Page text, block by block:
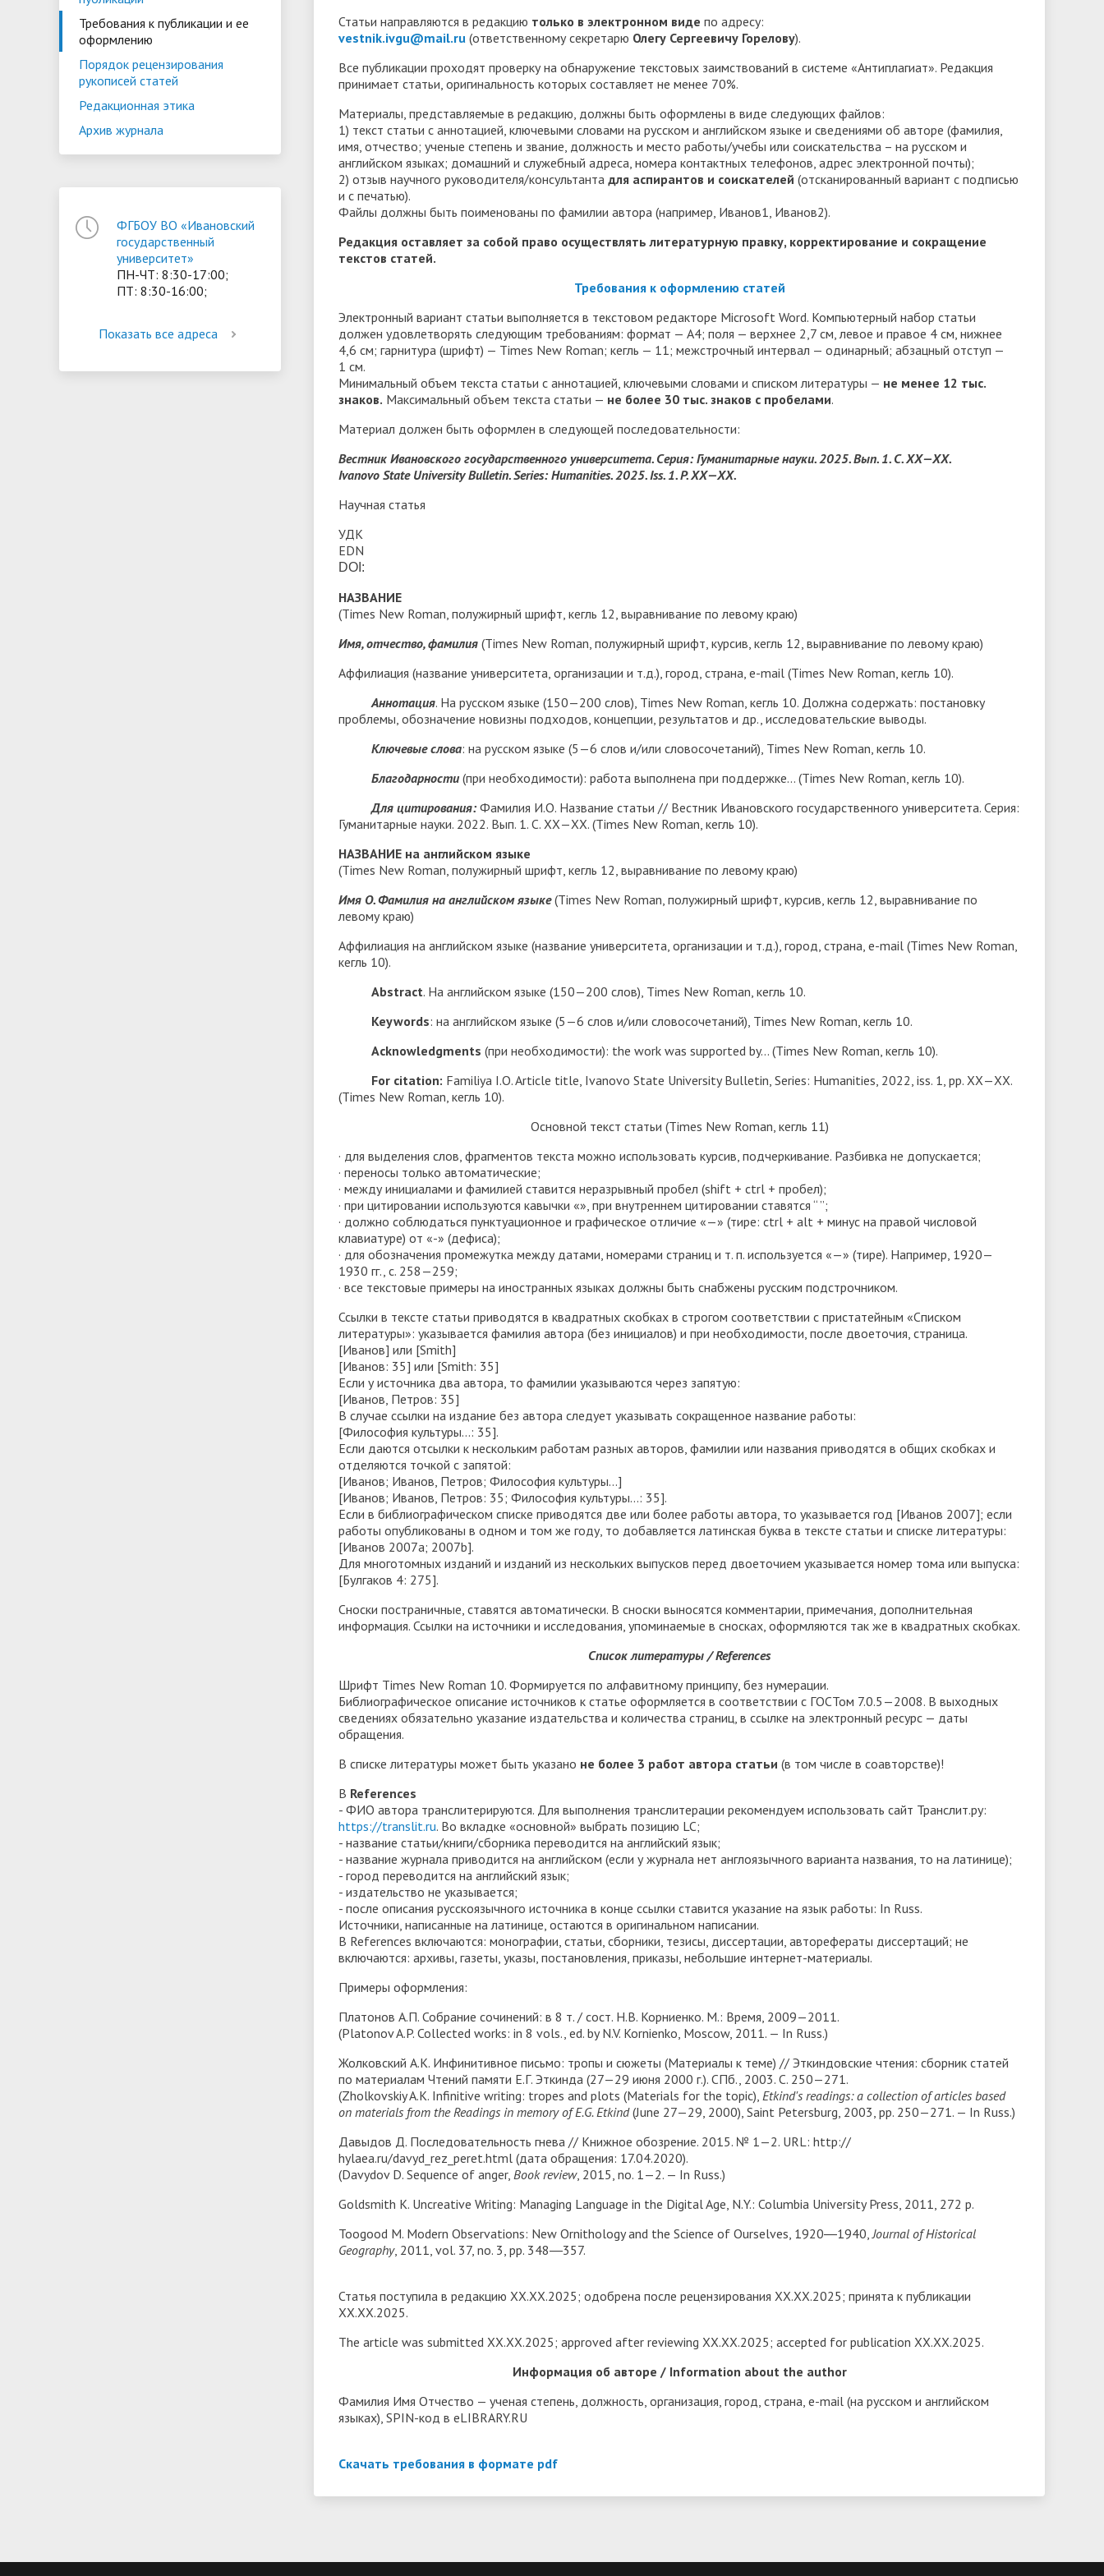
«Ивановский государственный
университет»
• Конкурсы на замещение
должностей
• Брендбук • Вход в систему ЭИОС
• Центр тестирования
иностранных граждан ИвГУ
• Вход в корпоративную почту
• Федеральный проект
«Содействие занятости»
• Совет ректоров
«Карьера»
победителей олимпиад
• Олимпиада "Большие надежды
малых городов"
ориентации и содействия
трудоустройству выпускников
«Карьера»
иностранных студентов
финансового просвещения ИвГУ
• Платные образовательные услуги
• Стипендии и меры поддержки
обучающихся
• Платные образовательные услуги • Финансово-хозяйственная
деятельность
• Вакантные места для приёма
(перевода)
• Абитуриенту
• Международное сотрудничество
• Внутренняя система оценки
качества образования
• Педагогический состав
образовательной организации
Требования к публикации и ее
оформлению
Порядок рецензирования
рукописей статей
Редакционная этика
Архив журнала
ФГБОУ ВО «Ивановский
государственный
университет»
ПН-ЧТ: 8:30-17:00;
ПТ: 8:30-16:00;
Показать все адреса
Статьи направляются в редакцию только в электронном виде по адресу:
vestnik.ivgu@mail.ru (ответственному секретарю Олегу Сергеевичу Горелову).
Все публикации проходят проверку на обнаружение текстовых заимствований в системе «Антиплагиат». Редакция
принимает статьи, оригинальность которых составляет не менее 70%.
Материалы, представляемые в редакцию, должны быть оформлены в виде следующих файлов:
1) текст статьи с аннотацией, ключевыми словами на русском и английском языке и сведениями об авторе (фамилия,
имя, отчество; ученые степень и звание, должность и место работы/учебы или соискательства – на русском и
английском языках; домашний и служебный адреса, номера контактных телефонов, адрес электронной почты);
2) отзыв научного руководителя/консультанта для аспирантов и соискателей (отсканированный вариант с подписью
и с печатью).
Файлы должны быть поименованы по фамилии автора (например, Иванов1, Иванов2).
Редакция оставляет за собой право осуществлять литературную правку, корректирование и сокращение
текстов статей.
Требования к оформлению статей
Электронный вариант статьи выполняется в текстовом редакторе Microsoft Word. Компьютерный набор статьи
должен удовлетворять следующим требованиям: формат — А4; поля — верхнее 2,7 см, левое и правое 4 см, нижнее
4,6 см; гарнитура (шрифт) — Times New Roman; кегль — 11; межстрочный интервал — одинарный; абзацный отступ —
1 см.
Минимальный объем текста статьи с аннотацией, ключевыми словами и списком литературы — не менее 12 тыс.
знаков. Максимальный объем текста статьи — не более 30 тыс. знаков с пробелами.
Материал должен быть оформлен в следующей последовательности:
Вестник Ивановского государственного университета. Серия: Гуманитарные науки. 2025. Вып. 1. С. ХХ—ХХ.
Ivanovo State University Bulletin. Series: Humanities. 2025. Iss. 1. P. ХХ—ХХ.
Научная статья
УДК
EDN
DOI:
НАЗВАНИЕ
(Times New Roman, полужирный шрифт, кегль 12, выравнивание по левому краю)
Имя, отчество, фамилия (Times New Roman, полужирный шрифт, курсив, кегль 12, выравнивание по левому краю)
Аффилиация (название университета, организации и т.д.), город, страна, e-mail (Times New Roman, кегль 10).
Аннотация. На русском языке (150—200 слов), Times New Roman, кегль 10. Должна содержать: постановку
проблемы, обозначение новизны подходов, концепции, результатов и др., исследовательские выводы.
Ключевые слова: на русском языке (5—6 слов и/или словосочетаний), Times New Roman, кегль 10.
Благодарности (при необходимости): работа выполнена при поддержке… (Times New Roman, кегль 10).
Для цитирования: Фамилия И.О. Название статьи // Вестник Ивановского государственного университета. Серия:
Гуманитарные науки. 2022. Вып. 1. С. ХХ—ХХ. (Times New Roman, кегль 10).
НАЗВАНИЕ на английском языке
(Times New Roman, полужирный шрифт, кегль 12, выравнивание по левому краю)
Имя О. Фамилия на английском языке(Times New Roman, полужирный шрифт, курсив, кегль 12, выравнивание по
левому краю)
Аффилиация на английском языке (название университета, организации и т.д.), город, страна, e-mail (Times New Roman,
кегль 10).
Abstract. На английском языке (150—200 слов), Times New Roman, кегль 10.
Keywords: на английском языке (5—6 слов и/или словосочетаний), Times New Roman, кегль 10.
Acknowledgments (при необходимости): the work was supported by… (Times New Roman, кегль 10).
For citation: Familiya I.O. Article title, Ivanovo State University Bulletin, Series: Humanities, 2022, iss. 1, pp. ХХ—ХХ.
(Times New Roman, кегль 10).
Основной текст статьи (Times New Roman, кегль 11)
· для выделения слов, фрагментов текста можно использовать курсив, подчеркивание. Разбивка не допускается;
· переносы только автоматические;
· между инициалами и фамилией ставится неразрывный пробел (shift + ctrl + пробел);
· при цитировании используются кавычки «», при внутреннем цитировании ставятся “ ”;
· должно соблюдаться пунктуационное и графическое отличие «—» (тире: ctrl + alt + минус на правой числовой
клавиатуре) от «-» (дефиса);
· для обозначения промежутка между датами, номерами страниц и т. п. используется «—» (тире). Например, 1920—
1930 гг., с. 258—259;
· все текстовые примеры на иностранных языках должны быть снабжены русским подстрочником.
Ссылки в тексте статьи приводятся в квадратных скобках в строгом соответствии с пристатейным «Списком
литературы»: указывается фамилия автора (без инициалов) и при необходимости, после двоеточия, страница.
[Иванов] или [Smith]
[Иванов: 35] или [Smith: 35]
Если у источника два автора, то фамилии указываются через запятую:
[Иванов, Петров: 35]
В случае ссылки на издание без автора следует указывать сокращенное название работы:
[Философия культуры…: 35].
Если даются отсылки к нескольким работам разных авторов, фамилии или названия приводятся в общих скобках и
отделяются точкой с запятой:
[Иванов; Иванов, Петров; Философия культуры…]
[Иванов; Иванов, Петров: 35; Философия культуры…: 35].
Если в библиографическом списке приводятся две или более работы автора, то указывается год [Иванов 2007]; если
работы опубликованы в одном и том же году, то добавляется латинская буква в тексте статьи и списке литературы:
[Иванов 2007а; 2007b].
Для многотомных изданий и изданий из нескольких выпусков перед двоеточием указывается номер тома или выпуска:
[Булгаков 4: 275].
Сноски постраничные, ставятся автоматически. В сноски выносятся комментарии, примечания, дополнительная
информация. Ссылки на источники и исследования, упоминаемые в сносках, оформляются так же в квадратных скобках.
Список литературы / References
Шрифт Times New Roman 10. Формируется по алфавитному принципу, без нумерации.
Библиографическое описание источников к статье оформляется в соответствии с ГОСТом 7.0.5—2008. В выходных
сведениях обязательно указание издательства и количества страниц, в ссылке на электронный ресурс — даты
обращения.
В списке литературы может быть указано не более 3 работ автора статьи (в том числе в соавторстве)!
В References
- ФИО автора транслитерируются. Для выполнения транслитерации рекомендуем использовать сайт Транслит.ру:
https://translit.ru. Во вкладке «основной» выбрать позицию LC;
- название статьи/книги/сборника переводится на английский язык;
- название журнала приводится на английском (если у журнала нет англоязычного варианта названия, то на латинице);
- город переводится на английский язык;
- издательство не указывается;
- после описания русскоязычного источника в конце ссылки ставится указание на язык работы: In Russ.
Источники, написанные на латинице, остаются в оригинальном написании.
В References включаются: монографии, статьи, сборники, тезисы, диссертации, авторефераты диссертаций; не
включаются: архивы, газеты, указы, постановления, приказы, небольшие интернет-материалы.
Примеры оформления:
Платонов А.П. Собрание сочинений: в 8 т. / сост. Н.В. Корниенко. М.: Время, 2009—2011.
(Platonov A.P. Collected works: in 8 vols., ed. by N.V. Kornienko, Moscow, 2011. — In Russ.)
Жолковский А.К. Инфинитивное письмо: тропы и сюжеты (Материалы к теме) // Эткиндовские чтения: сборник статей
по материалам Чтений памяти Е.Г. Эткинда (27—29 июня 2000 г.). СПб., 2003. С. 250—271.
(Zholkovskiy A.K. Infinitive writing: tropes and plots (Materials for the topic), Etkind's readings: a collection of articles based
on materials from the Readings in memory of E.G. Etkind(June 27—29, 2000), Saint Petersburg, 2003, рр. 250—271. — In Russ.)
Давыдов Д. Последовательность гнева // Книжное обозрение. 2015. № 1—2. URL: http://
hylaea.ru/davyd_rez_peret.html (дата обращения: 17.04.2020).
(Davydov D. Sequence of anger, Book review, 2015, no. 1—2. — In Russ.)
Goldsmith K. Uncreative Writing: Managing Language in the Digital Age, N.Y.: Columbia University Press, 2011, 272 р.
Toogood M. Modern Observations: New Ornithology and the Science of Ourselves, 1920―1940, Journal of Historical
Geography, 2011, vol. 37, no. 3, рр. 348―357.
Статья поступила в редакцию ХХ.ХХ.2025; одобрена после рецензирования ХХ.ХХ.2025; принята к публикации
ХХ.ХХ.2025.
The article was submitted ХХ.ХХ.2025; approved after reviewing ХХ.ХХ.2025; accepted for publication ХХ.ХХ.2025.
Информация об авторе / Information about the author
Фамилия Имя Отчество — ученая степень, должность, организация, город, страна, e-mail (на русском и английском
языках), SPIN-код в eLIBRARY.RU
Скачать требования в формате pdf